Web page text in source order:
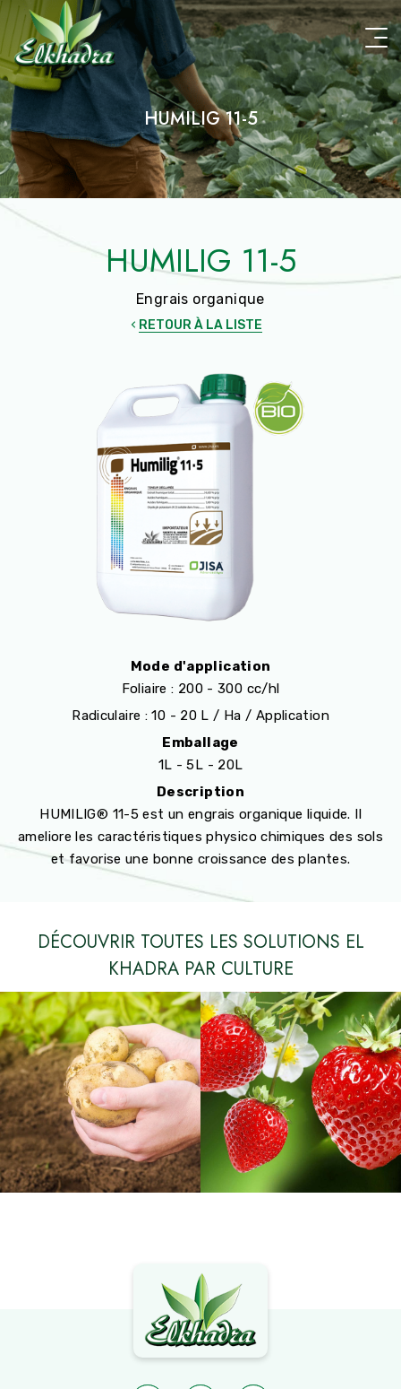
Aller
au
contenu
principal
HUMILIG 11-5
HUMILIG 11-5
Engrais organique
RETOUR À LA LISTE
Mode d'application
Foliaire : 200 - 300 cc/hl
Radiculaire : 10 - 20 L / Ha / Application
Emballage
1L - 5L - 20L
Description
HUMILIG® 11-5 est un engrais organique liquide. Il
ameliore les caractéristiques physico chimiques des sols
et favorise une bonne croissance des plantes.
DÉCOUVRIR TOUTES LES SOLUTIONS EL
KHADRA PAR CULTURE